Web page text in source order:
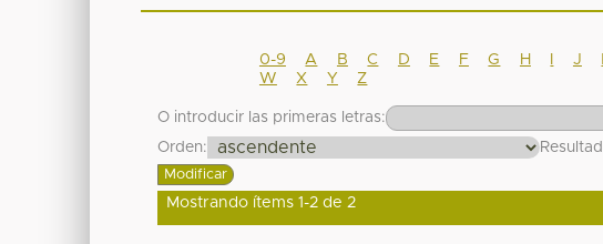
0-9 A B C D E F G H J
W
X Y Z
O introducir las primeras letras:
Orden:
Mostrando ítems 1-2 de 2